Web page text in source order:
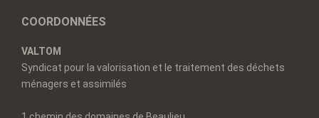
COORDONNÉES
VALTOM
Syndicat pour la valorisation et le traitement des déchets
ménagers et assimilés